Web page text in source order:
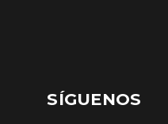
SÍGUENOS